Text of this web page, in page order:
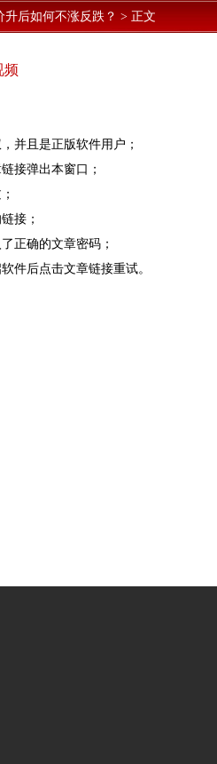
升后如何不涨反跌？ > 正文
频
并且是正版软件用户；
接弹出本窗口；
接；
正确的文章密码；
件后点击文章链接重试。